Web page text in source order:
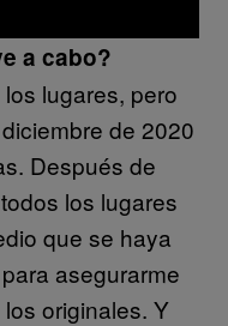
te
a cabo?
lugares, pero
de 2020
Después de
los lugares
que se haya
asegurarme
originales. Y